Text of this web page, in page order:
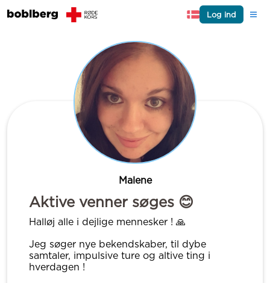
Log ind
Malene
Aktive venner søges 😊
Halløj alle i dejlige mennesker ! 🙏
Jeg søger nye bekendskaber, til dybe
samtaler, impulsive ture og altive ting i
hverdagen !